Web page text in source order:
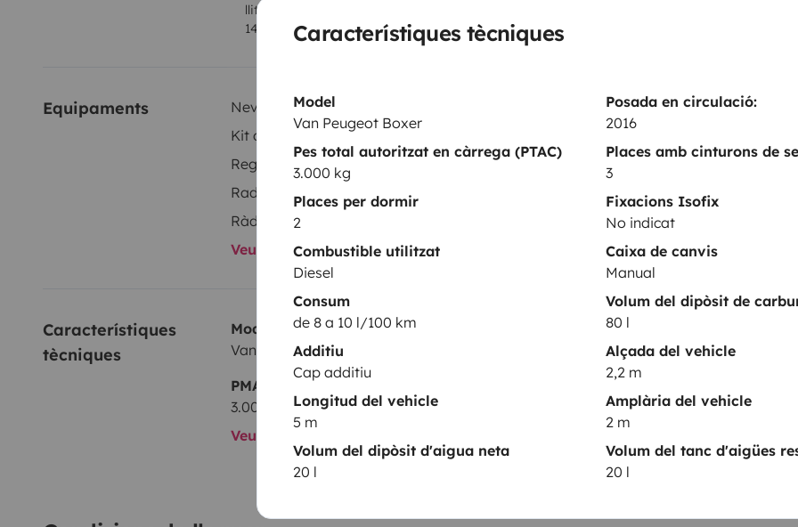
Característiques tècniques
Model
Van Peugeot Boxer
Posada en circulació:
2016
Pes total autoritzat en càrrega (PTAC)
3.000 kg
Places amb cinturons de
3
Places per dormir
2
Fixacions Isofix
No indicat
Combustible utilitzat
Diesel
Caixa de canvis
Manual
Consum
de 8 a 10 l/100 km
Volum del dipòsit de
80 l
Additiu
Cap additiu
Alçada del vehicle
2,2 m
Longitud del vehicle
5 m
Amplària del vehicle
2 m
Volum del dipòsit d'aigua neta
20 l
Volum del tanc d'aigües
20 l
llits
140x190 cm
Equipaments Nevera
Kit de neteja
Regulador de velocitat
Tancament centralitzat
Radar de marxa enrere
Ràdio
Veure tots els equipaments
Característiques
tècniques
Model
Van Peugeot Boxer
Entrada en circulació
PMA:
3.000 kg
Veure totes les característiques